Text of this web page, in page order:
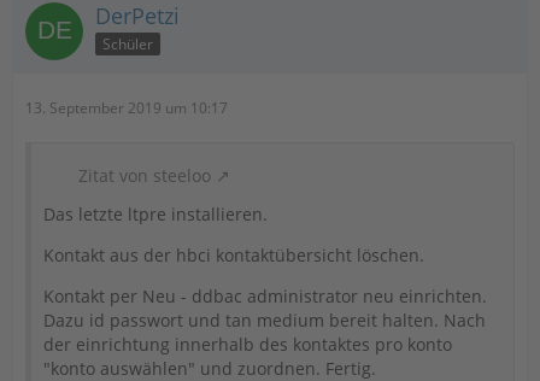
DerPetzi
Schüler
13. September 2019 um 10:17
Zitat von steeloo
Das letzte ltpre installieren.
Kontakt aus der hbci kontaktübersicht löschen.
Kontakt per Neu - ddbac administrator neu einrichten.
Dazu id passwort und tan medium bereit halten. Nach
der einrichtung innerhalb des kontaktes pro konto
"konto auswählen" und zuordnen. Fertig.